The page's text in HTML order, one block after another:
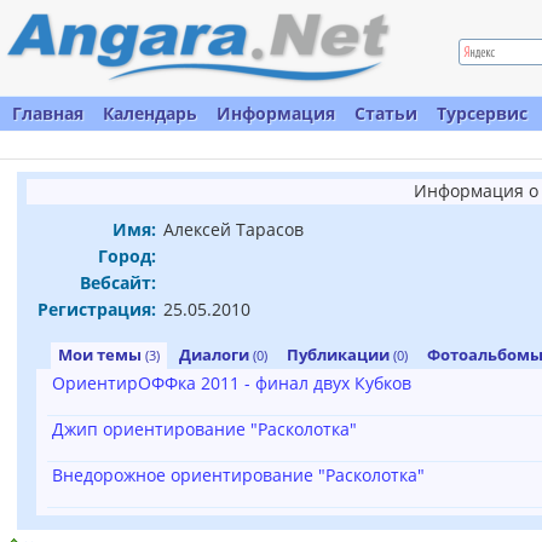
Главная Календарь Информация Статьи Турсервис
Информация о
Имя: Алексей Тарасов
Город:
Вебсайт:
Регистрация: 25.05.2010
Мои темы (3) Диалоги (0) Публикации (0)
ОриентирОФФка 2011 - финал двух Кубков
Джип ориентирование "Расколотка"
Внедорожное ориентирование "Расколотка"